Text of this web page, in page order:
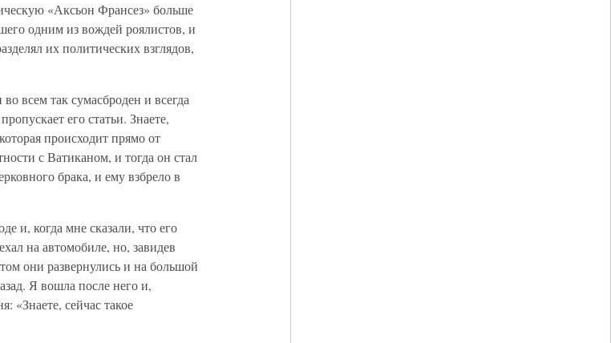
«Аксьон Франсез» больше
одним из вождей роялистов, и
их политических взглядов,
всем так сума­сброден и всегда
его статьи. Знаете,
происходит прямо от
с Ватиканом, и тогда он стал
брака, и ему взбрело в
и, когда мне ска­зали, что его
на ав­томобиле, но, завидев
они развернулись и на большой
Я вошла после него и,
«Знаете, сейчас такое